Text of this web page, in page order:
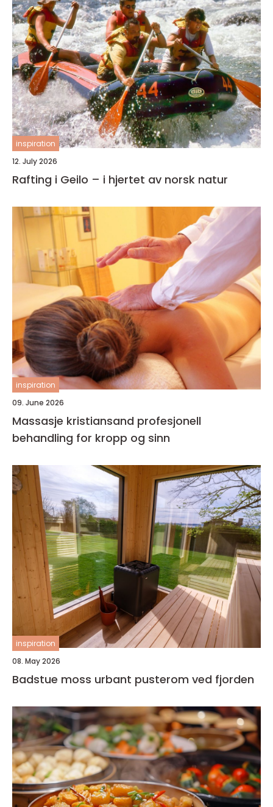
inspiration
12. July 2026
Rafting i Geilo – i hjertet av norsk natur
inspiration
09. June 2026
Massasje kristiansand profesjonell
behandling for kropp og sinn
inspiration
08. May 2026
Badstue moss urbant pusterom ved fjorden